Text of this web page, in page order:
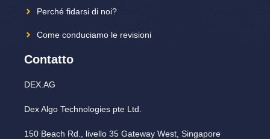
Perché fidarsi di noi?
Come conduciamo le revisioni
Contatto
DEX.AG
Dex Algo Technologies pte Ltd.
150 Beach Rd., livello 35 Gateway West, Singapore